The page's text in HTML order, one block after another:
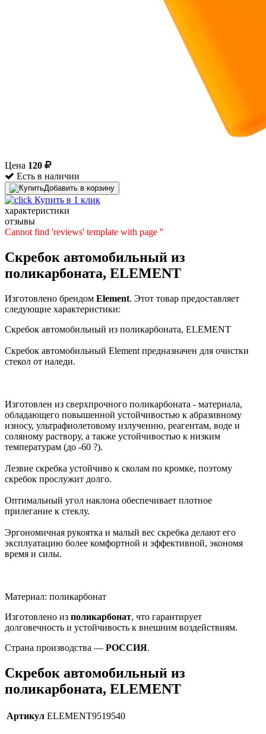
Цена 120
Есть в наличии
Добавить в корзину
Купить в 1 клик
характеристики
отзывы
Cannot find 'reviews' template with page ''
Скребок автомобильный из
поликарбоната, ELEMENT
Изготовлено брендом Element. Этот товар предоставляет
следующие характеристики:
Скребок автомобильный из поликарбоната, ELEMENT
Скребок автомобильный Element предназначен для очистки
стекол от наледи.
Изготовлен из сверхпрочного поликарбоната - материала,
обладающего повышенной устойчивостью к абразивному
износу, ультрафиолетовому излучению, реагентам, воде и
соляному раствору, а также устойчивостью к низким
температурам (до -60 ?).
Лезвие скребка устойчиво к сколам по кромке, поэтому
скребок прослужит долго.
Оптимальный угол наклона обеспечивает плотное
прилегание к стеклу.
Эргономичная рукоятка и малый вес скребка делают его
эксплуатацию более комфортной и эффективной, экономя
время и силы.
Материал: поликарбонат
Изготовлено из поликарбонат, что гарантирует
долговечность и устойчивость к внешним воздействиям.
Страна производства — РОССИЯ.
Скребок автомобильный из
поликарбоната, ELEMENT
Артикул ELEMENT9519540